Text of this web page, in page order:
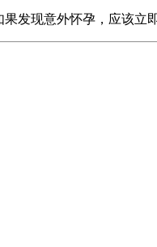
发现意外怀孕，应该立